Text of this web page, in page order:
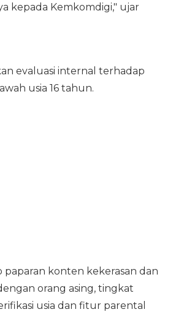
kepada Kemkomdigi," ujar
evaluasi internal terhadap
usia 16 tahun.
paparan konten kekerasan dan
orang asing, tingkat
usia dan fitur parental